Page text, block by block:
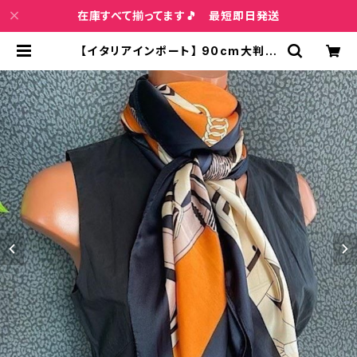
在庫すべて揃ってます🎵 最短即日発送
【イタリアインポート】 90cm大判ス
レンジ＆ネイビー・チェーンプリント |
インポートファッション＆ジュエリー
Wish Bone VIP